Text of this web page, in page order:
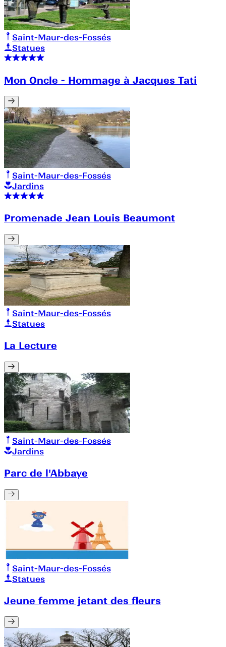
Saint-Maur-des-Fossés
Statues
Mon Oncle - Hommage à Jacques Tati
Saint-Maur-des-Fossés
Jardins
Promenade Jean Louis Beaumont
Saint-Maur-des-Fossés
Statues
La Lecture
Saint-Maur-des-Fossés
Jardins
Parc de l'Abbaye
Saint-Maur-des-Fossés
Statues
Jeune femme jetant des fleurs